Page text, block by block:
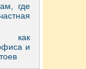
где
как
и